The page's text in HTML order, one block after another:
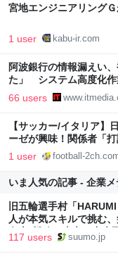
宮地エンジニアリング
1 user kabu-ir.com
阿波銀行の情報漏えい
た」 システム高度化作
66 users
【サッカー/イタリア】
ーゼが興味！関係者「
1 user football-
いま人気の記事 - 企業
旧五輪選手村「
人が本気スキルで挑む
向上”戦略 東京・中央区
117 users suumo.jp